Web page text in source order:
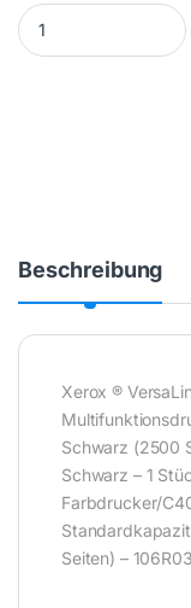
XEROX - 106R03500
Beschreibung
Xerox ®
Schwarz (2500
Schwarz – 1
Farbdrucker/
Seiten) –